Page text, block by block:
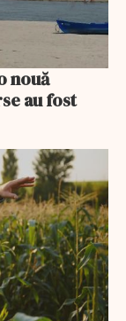
nouă
au fost